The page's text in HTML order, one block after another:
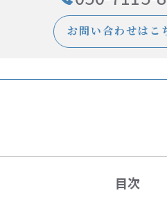
お問い合わせはこ
目次